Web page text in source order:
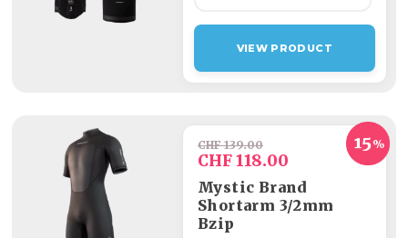
VIEW PRODUCT
CHF 139.00
CHF 118.00
Mystic Brand
Shortarm 3/2mm
Bzip